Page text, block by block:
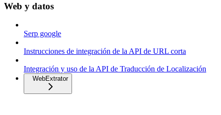
Web y datos
Serp google
Instrucciones de integración de la API de URL corta
Integración y uso de la API de Traducción de Localización
WebExtrator